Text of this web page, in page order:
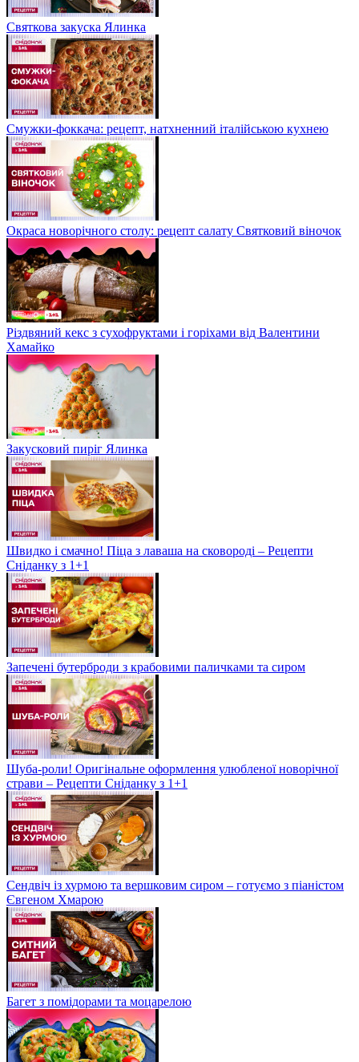
Святкова закуска Ялинка
Смужки-фоккача: рецепт, натхненний італійською кухнею
Окраса новорічного столу: рецепт салату Святковий віночок
Різдвяний кекс з сухофруктами і горіхами від Валентини
Хамайко
Закусковий пиріг Ялинка
Швидко і смачно! Піца з лаваша на сковороді – Рецепти
Сніданку з 1+1
Запечені бутерброди з крабовими паличками та сиром
Шуба-роли! Оригінальне оформлення улюбленої новорічної
страви – Рецепти Сніданку з 1+1
Сендвіч із хурмою та вершковим сиром – готуємо з піаністом
Євгеном Хмарою
Багет з помідорами та моцарелою